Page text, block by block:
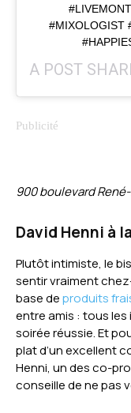
#MIXOLOGIST
A POST
900 boulevard
David Henni à
Plutôt intimiste, le
sentir vraiment
base deproduits
entre amis : tous
soirée réussie. Et
plat d’un excellent
Henni, un des co-
conseille de ne pas